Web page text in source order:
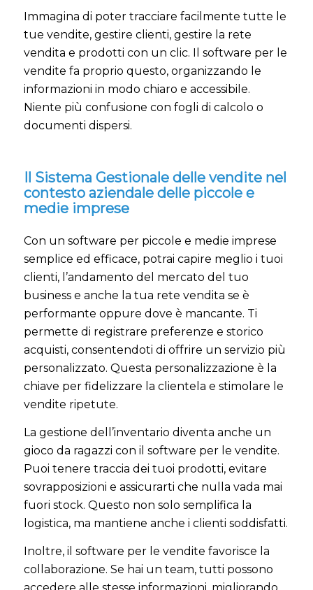
Immagina di poter tracciare facilmente tutte le
tue vendite, gestire clienti, gestire la rete
vendita e prodotti con un clic. Il software per le
vendite fa proprio questo, organizzando le
informazioni in modo chiaro e accessibile.
Niente più confusione con fogli di calcolo o
documenti dispersi.
Il Sistema Gestionale delle vendite nel
contesto aziendale delle piccole e
medie imprese
Con un software per piccole e medie imprese
semplice ed efficace, potrai capire meglio i tuoi
clienti, l’andamento del mercato del tuo
business e anche la tua rete vendita se è
performante oppure dove è mancante. Ti
permette di registrare preferenze e storico
acquisti, consentendoti di offrire un servizio più
personalizzato. Questa personalizzazione è la
chiave per fidelizzare la clientela e stimolare le
vendite ripetute.
La gestione dell’inventario diventa anche un
gioco da ragazzi con il software per le vendite.
Puoi tenere traccia dei tuoi prodotti, evitare
sovrapposizioni e assicurarti che nulla vada mai
fuori stock. Questo non solo semplifica la
logistica, ma mantiene anche i clienti soddisfatti.
Inoltre, il software per le vendite favorisce la
collaborazione. Se hai un team, tutti possono
accedere alle stesse informazioni, migliorando